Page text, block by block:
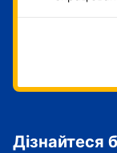
Дізнайтеся